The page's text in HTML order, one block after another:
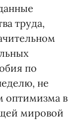
труда,
по
не
оптимизма в
мировой